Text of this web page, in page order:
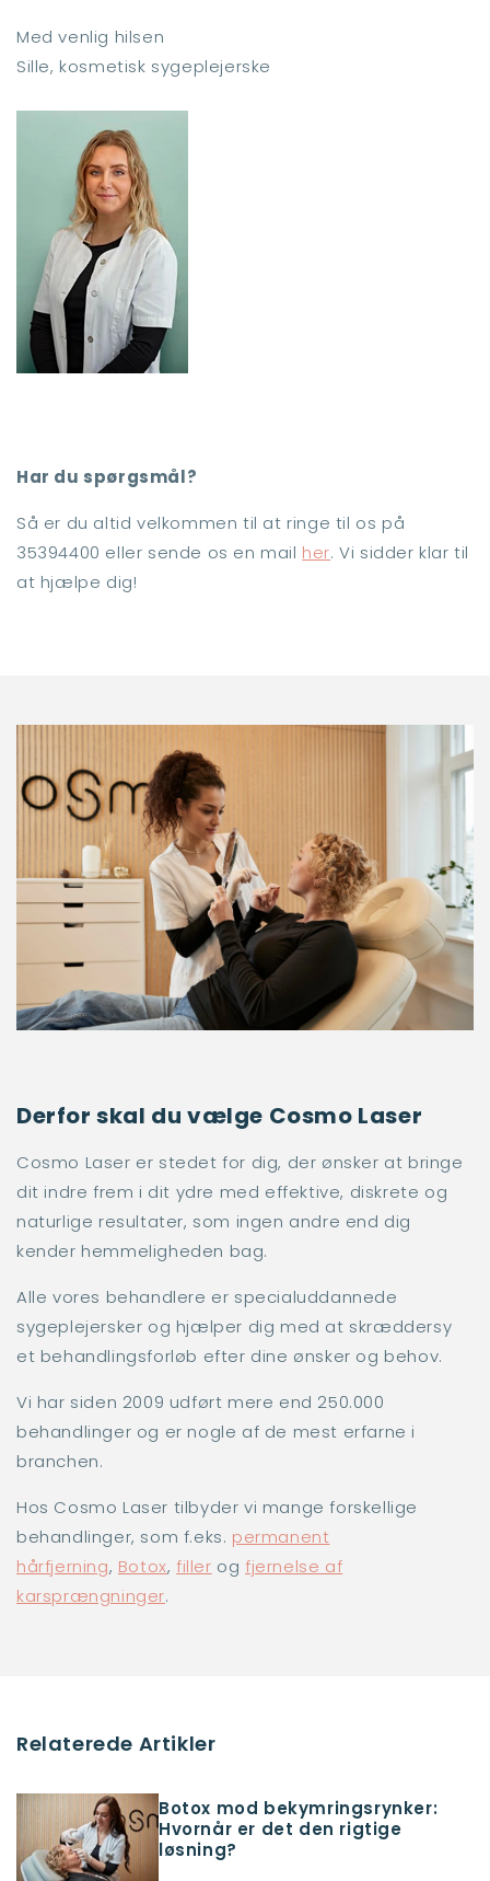
Med venlig hilsen
Sille, kosmetisk sygeplejerske
Har du spørgsmål?
Så er du altid velkommen til at ringe til os på
35394400 eller sende os en mail her. Vi sidder klar til
at hjælpe dig!
Derfor skal du vælge Cosmo Laser
Cosmo Laser er stedet for dig, der ønsker at bringe
dit indre frem i dit ydre med effektive, diskrete og
naturlige resultater, som ingen andre end dig
kender hemmeligheden bag.
Alle vores behandlere er specialuddannede
sygeplejersker og hjælper dig med at skræddersy
et behandlingsforløb efter dine ønsker og behov.
Vi har siden 2009 udført mere end 250.000
behandlinger og er nogle af de mest erfarne i
branchen.
Hos Cosmo Laser tilbyder vi mange forskellige
behandlinger, som f.eks. permanent
hårfjerning, Botox,filler ogfjernelse af
karsprængninger.
Relaterede Artikler
Botox mod bekymringsrynker:
Hvornår er det den rigtige
løsning?